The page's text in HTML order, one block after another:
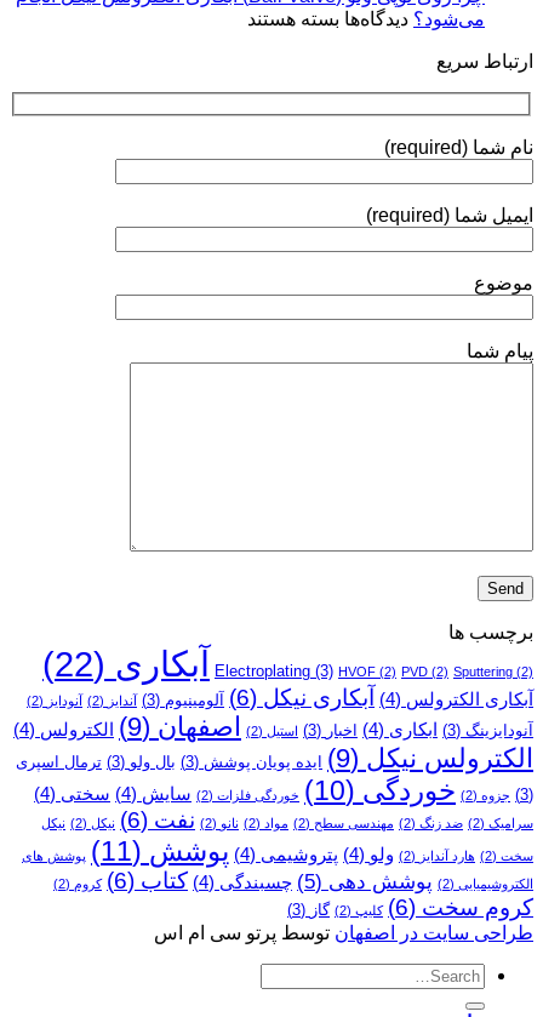
و
می‌شود؟ دیدگاه‌ها برای
ولو
نیکل
بسته هستند
ارتباط سریع
نام شما (required)
ایمیل شما (required)
موضوع
پیام شما
برچسب ها
Electroplating (3) HVOF (2) PVD (2) Sputtering (2) آبکاری (22)
آبکاری الکترولس (4) آبکاری نیکل (6) آلومینیوم (3) آندایز (2) آنودایز (2)
آنودایزینگ (3) ابکاری (4) اخبار (3) استیل (2) اصفهان (9) الکترولس (4)
الکترولس نیکل (9) ایده پویان پوشش (3) بال ولو (3)
ترمال اسپری
(3)
جزوه (2) خوردگی (10) خوردگی فلزات (2) سایش (4) سختی (4)
سرامیک (2) ضد زنگ (2) مهندسی سطح (2) مواد (2) نانو (2) نفت (6) نیکل (2) نیکل
سخت (2) هارد آندایز (2) ولو (4) پتروشیمی (4) پوشش (11)
پوشش­ های
الکتروشیمیایی (2) پوشش دهی (5) چسبندگی (4) کتاب (6) کروم (2)
کروم سخت (6) کلیپ (2) گاز (3)
طراحی سایت در اصفهان توسط پرتو سی ام اس